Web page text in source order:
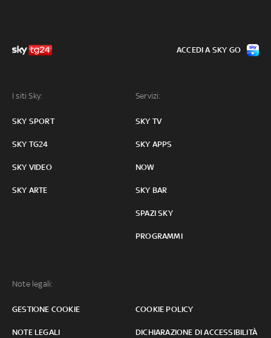
I siti Sky:
SKY SPORT
SKY TG24
SKY VIDEO
SKY ARTE
Servizi:
SKY TV
SKY APPS
NOW
SKY BAR
SPAZI SKY
PROGRAMMI
Note legali:
GESTIONE COOKIE COOKIE POLICY
NOTE LEGALI DICHIARAZIONE DI ACCESSIBILITÀ
ACCEDI A SKY GO